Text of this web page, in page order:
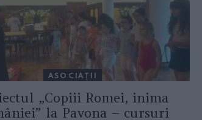
ASOCIAŢII
„Copiii Romei, inima
la Pavona – cursuri